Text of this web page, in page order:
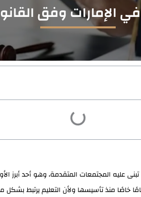
الإمارات وفق
عليه المجتمعات المتقدمة، وهو أحد أبرز
خاصًا منذ تأسيسها ولأن التعليم يرتبط بشكل